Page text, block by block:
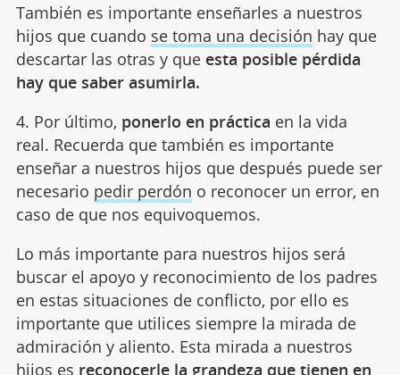
También es importante enseñarles a nuestros
hijos que cuando se toma una decisión hay que
descartar las otras y que esta posible pérdida
hay que saber asumirla.
4. Por último, ponerlo en práctica en la vida
real. Recuerda que también es importante
enseñar a nuestros hijos que después puede ser
necesario pedir perdón o reconocer un error, en
caso de que nos equivoquemos.
Lo más importante para nuestros hijos será
buscar el apoyo y reconocimiento de los padres
en estas situaciones de conflicto, por ello es
importante que utilices siempre la mirada de
admiración y aliento. Esta mirada a nuestros
hijos es reconocerle la grandeza que tienen en